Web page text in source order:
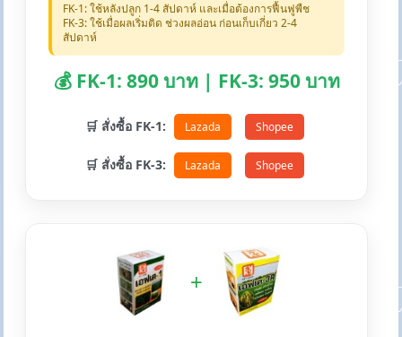
FK-1: ใช้หลังปลูก 1-4 สัปดาห์ และเมื่อต้องการฟื้นฟูพืช
FK-3: ใช้เมื่อผลเริ่มติด ช่วงผลอ่อน ก่อนเก็บเกี่ยว 2-4
สัปดาห์
💰 FK-1: 890 บาท | FK-3: 950 บาท
🛒 สั่งซื้อ FK-1: Lazada Shopee
🛒 สั่งซื้อ FK-3: Lazada Shopee
+